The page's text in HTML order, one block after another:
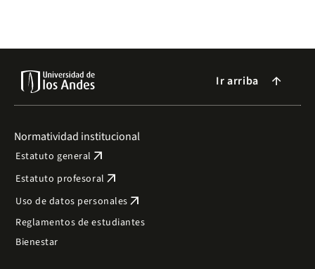
Ir arriba arrow_forward
Normatividad institucional
Estatuto general arrow_outward
Estatuto profesoral arrow_outward
Uso de datos personales arrow_outward
Reglamentos de estudiantes
Bienestar